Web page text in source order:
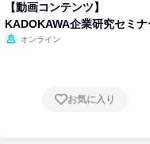
【動画コンテンツ】
KADOKAWA企業研究セミナ
オンライン
お気に入り